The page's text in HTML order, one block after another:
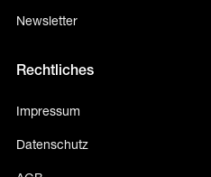
Newsletter
Rechtliches
Impressum
Datenschutz